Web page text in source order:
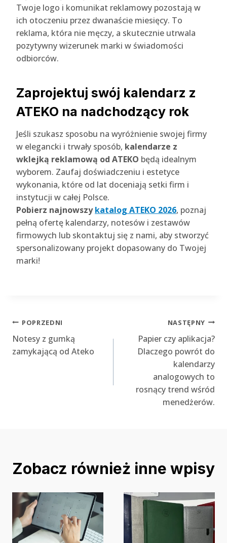
Twoje logo i komunikat reklamowy pozostają w
ich otoczeniu przez dwanaście miesięcy. To
reklama, która nie męczy, a skutecznie utrwala
pozytywny wizerunek marki w świadomości
odbiorców.
Zaprojektuj swój kalendarz z
ATEKO na nadchodzący rok
Jeśli szukasz sposobu na wyróżnienie swojej firmy
w elegancki i trwały sposób, kalendarze z
wklejką reklamową od ATEKO będą idealnym
wyborem. Zaufaj doświadczeniu i estetyce
wykonania, które od lat doceniają setki firm i
instytucji w całej Polsce.
Pobierz najnowszykatalog ATEKO 2026, poznaj
pełną ofertę kalendarzy, notesów i zestawów
firmowych lub skontaktuj się z nami, aby stworzyć
spersonalizowany projekt dopasowany do Twojej
marki!
Nawigacja
wpisu
POPRZEDNI
Notesy z gumką
zamykającą od Ateko
NASTĘPNY
Papier czy aplikacja?
Dlaczego powrót do
kalendarzy
analogowych to
rosnący trend wśród
menedżerów.
Zobacz również inne wpisy